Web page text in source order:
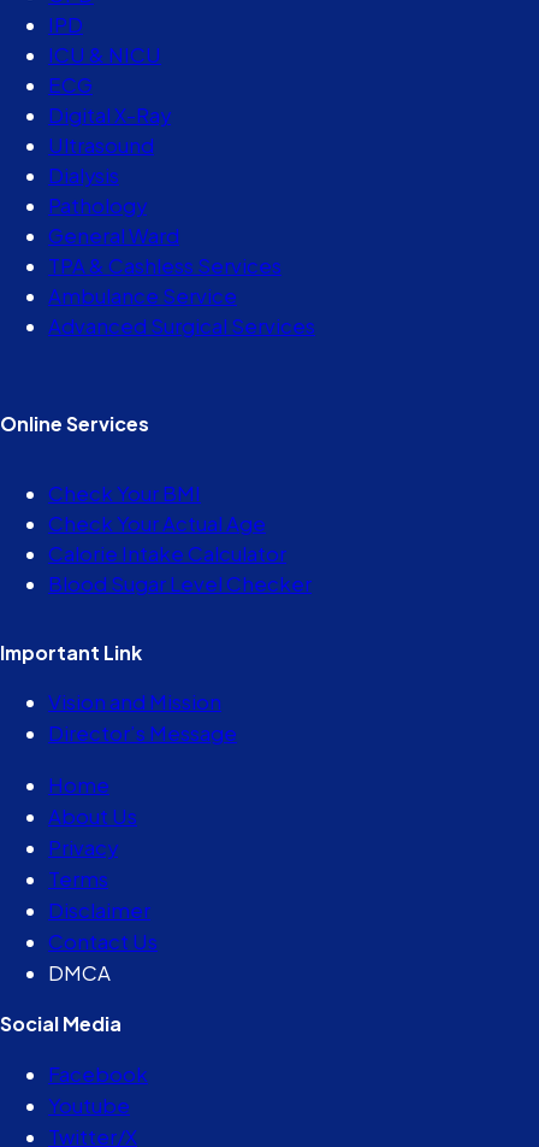
IPD
ICU & NICU
ECG
Digital X-Ray
Ultrasound
Dialysis
Pathology
General Ward
TPA & Cashless Services
Ambulance Service
Advanced Surgical Services
Online Services
Check Your BMI
Check Your Actual Age
Calorie Intake Calculator
Blood Sugar Level Checker
Important Link
Vision and Mission
Director’s Message
Home
About Us
Privacy
Terms
Disclaimer
Contact Us
DMCA
Social Media
Facebook
Youtube
Twitter/X